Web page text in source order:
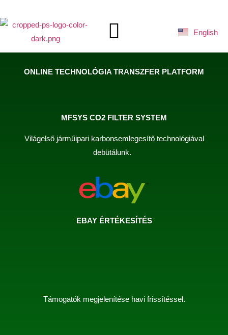
English
Deutsch
ONLINE TECHNOLÓGIA TRANSZFER PLATFORM
MFSYS CO2 FILTER SYSTEM
Világelső járműipari karbonsemlegesítő technológiával
debütálunk.
EBAY ÉRTÉKESÍTÉS
Támogatók megjelenítése havi frissítéssel.